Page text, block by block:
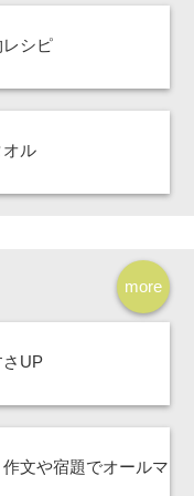
シピ
オル
more
UP
文や宿題でオールマ